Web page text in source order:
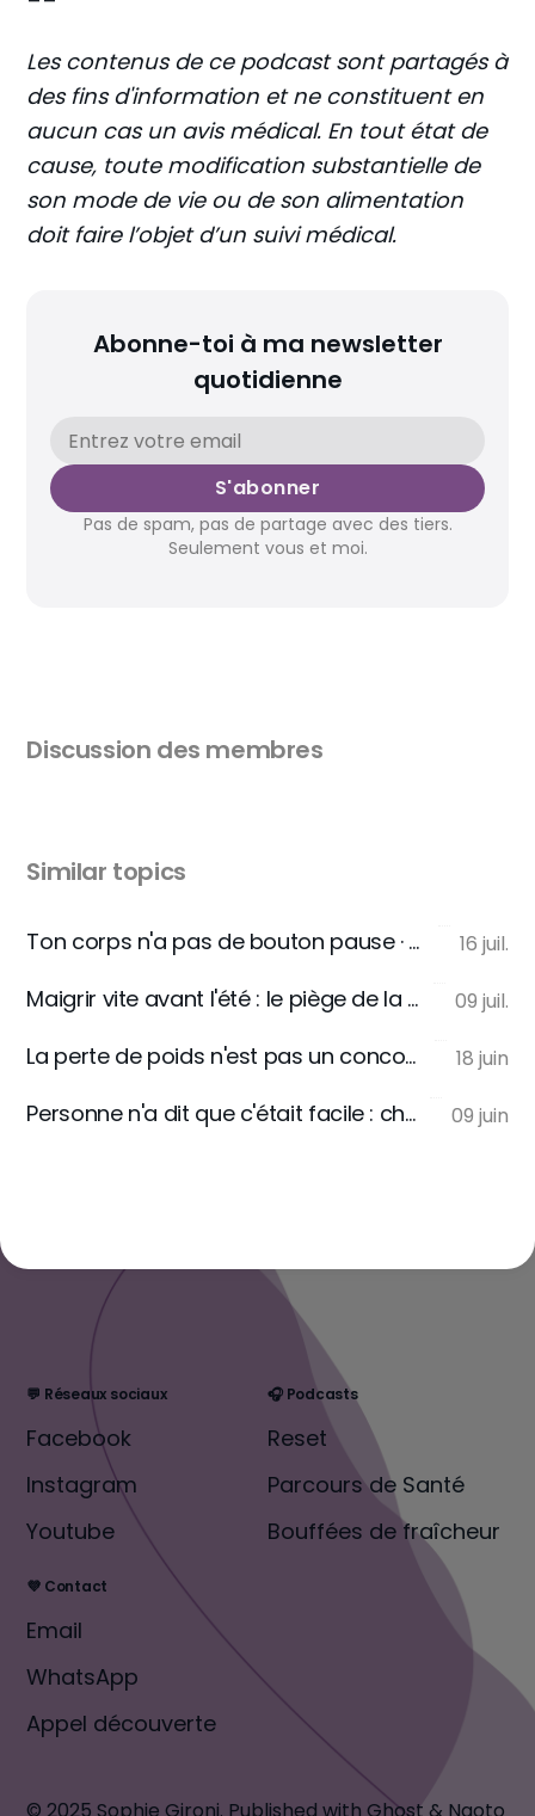
Les contenus de ce podcast sont partagés à
des fins d'information et ne constituent en
aucun cas un avis médical. En tout état de
cause, toute modification substantielle de
son mode de vie ou de son alimentation
doit faire l’objet d’un suivi médical.
Abonne-toi à ma newsletter
quotidienne
S'abonner
Pas de spam, pas de partage avec des tiers.
Seulement vous et moi.
Discussion des membres
Similar topics
Ton corps n'a pas de bouton pause · RESET 18 16 juil.
Maigrir vite avant l'été : le piège de la deadline qui programme ta reprise. | RESET. 17 09 juil.
La perte de poids n'est pas un concours hebdomadaire : ce que la balance du samedi ne te dira jamais. | RESET. 16 18 juin
Personne n'a dit que c'était facile : choose your hard. | RESET. 15 09 juin
💬 Réseaux sociaux
Facebook
Instagram
Youtube
🎧 Podcasts
Reset
Parcours de Santé
Bouffées de fraîcheur
💜 Contact
Email
WhatsApp
Appel découverte